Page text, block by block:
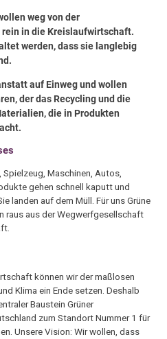
weg von der
in die Kreislaufwirtschaft.
werden, dass sie langlebig
auf Einweg und wollen
der das Recycling und die
die in Produkten
Maschinen, Autos,
gehen schnell kaputt und
landen auf dem Müll. Für uns Grüne
raus aus der Wegwerfgesellschaft
können wir der maßlosen
Klima ein Ende setzen. Deshalb
Baustein Grüner
zum Standort Nummer 1 für
Unsere Vision: Wir wollen, dass